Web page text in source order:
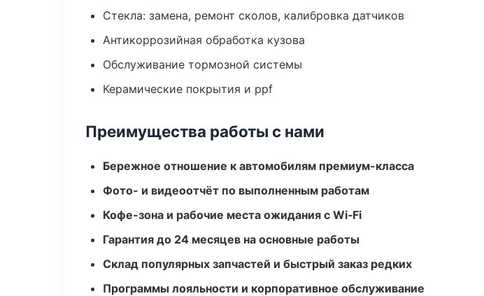
Стекла: замена, ремонт сколов, калибровка датчиков
Антикоррозийная обработка кузова
Обслуживание тормозной системы
Керамические покрытия и ppf
Преимущества работы с нами
Бережное отношение к автомобилям премиум-класса
Фото- и видеоотчёт по выполненным работам
Кофе-зона и рабочие места ожидания с Wi‑Fi
Гарантия до 24 месяцев на основные работы
Склад популярных запчастей и быстрый заказ редких
Программы лояльности и корпоративное обслуживание